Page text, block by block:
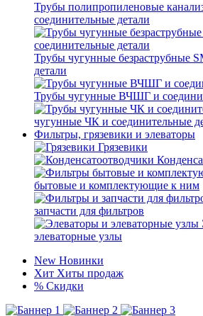
Трубы полипропиленовые
соединительные детали
Трубы чугунные безраструбные
детали
Трубы чугунные ВЧШГ и
чугунные ЧК и соединительные
Фильтры, грязевики и элеваторы
Грязевики
бытовые и комплектующие к ним
запчасти для фильтров
элеваторные узлы
New Новинки
Хит Хиты продаж
% Скидки